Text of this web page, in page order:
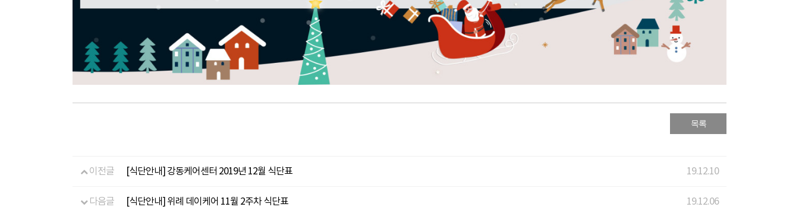
목록
이전글 [식단안내] 강동케어센터 2019년 12월 식단표 19.12.10
다음글 [식단안내] 위례 데이케어 11월 2주차 식단표 19.12.06